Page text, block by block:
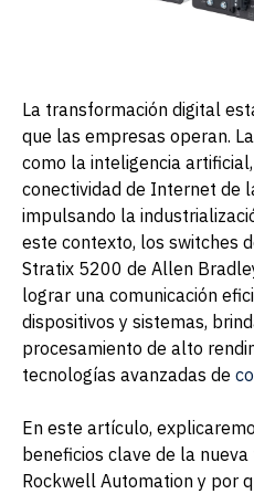
La transformación digital
que las empresas operan.
como la inteligencia
conectividad de Internet de
impulsando la
este contexto, los switches
Stratix 5200 de Allen
lograr una comunicación
dispositivos y sistemas,
procesamiento de alto
tecnologías avanzadas de
En este artículo,
beneficios clave de la
Rockwell Automation y por